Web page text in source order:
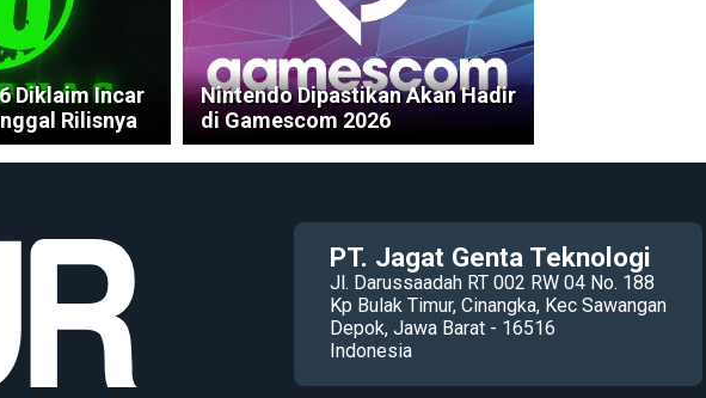
Diklaim Incar
Rilisnya
Nintendo Dipastikan Akan Hadir
di Gamescom 2026
PT. Jagat Genta Teknologi
Jl. Darussaadah RT 002 RW 04 No. 188
Kp Bulak Timur, Cinangka, Kec Sawangan
Depok, Jawa Barat - 16516
Indonesia